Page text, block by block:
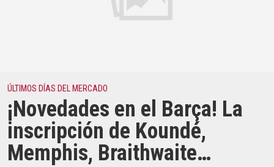
ÚLTIMOS DÍAS DEL MERCADO
¡Novedades en el Barça! La
inscripción de Koundé,
Memphis, Braithwaite…